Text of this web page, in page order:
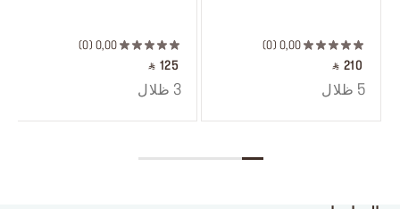
0,00
0
‎ ⃁ 125 ‎
3 ظلال
0,00
0
‎ ⃁ 210 ‎
5 ظلال